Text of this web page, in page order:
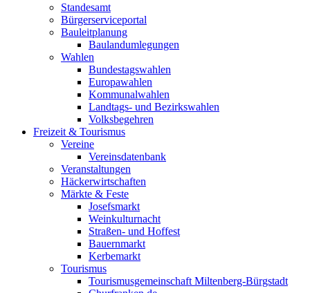
Standesamt
Bürgerserviceportal
Bauleitplanung
Baulandumlegungen
Wahlen
Bundestagswahlen
Europawahlen
Kommunalwahlen
Landtags- und Bezirkswahlen
Volksbegehren
Freizeit & Tourismus
Vereine
Vereinsdatenbank
Veranstaltungen
Häckerwirtschaften
Märkte & Feste
Josefsmarkt
Weinkulturnacht
Straßen- und Hoffest
Bauernmarkt
Kerbemarkt
Tourismus
Tourismusgemeinschaft Miltenberg-Bürgstadt